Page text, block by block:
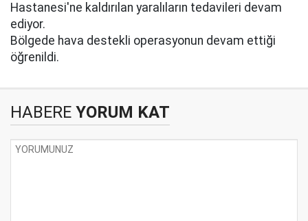
Hastanesi'ne kaldırılan yaralıların tedavileri devam
ediyor.
Bölgede hava destekli operasyonun devam ettiği
öğrenildi.
HABERE YORUM KAT